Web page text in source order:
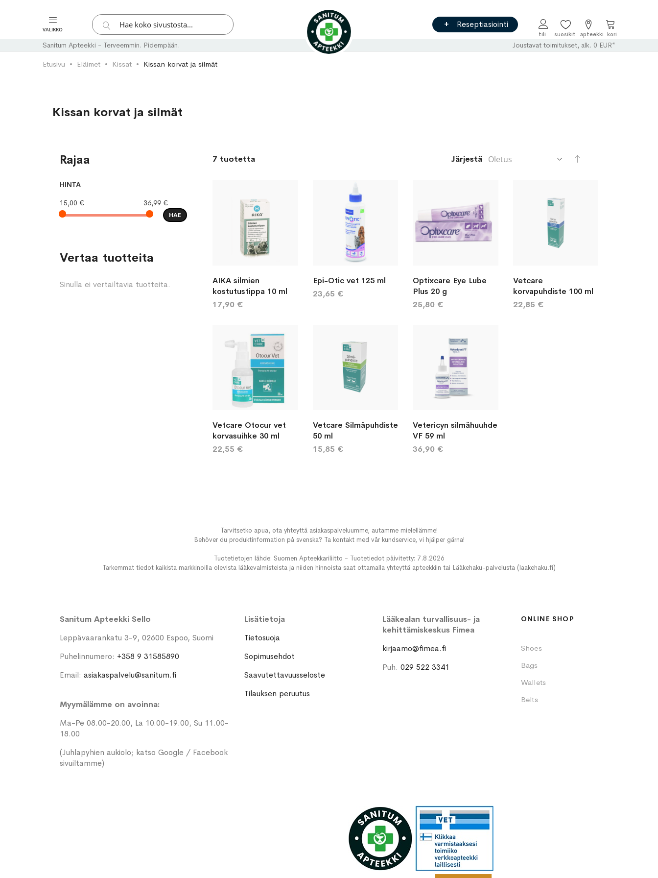
VALIKKO
Hae
Hae
Reseptiasiointi
Ostoskori
Sanitum Apteekki - Terveemmin. Pidempään. Joustavat toimitukset, alk. 0 EUR*
Etusivu Eläimet Kissat Kissan korvat ja silmät
Kissan korvat ja silmät
7 tuotetta Järjestä
AIKA silmien
kostutustippa 10 ml
17,90 €
Epi-Otic vet 125 ml
23,65 €
Optixcare Eye Lube
Plus 20 g
25,80 €
Vetcare
korvapuhdiste 100 ml
22,85 €
Vetcare Otocur vet
korvasuihke 30 ml
22,55 €
Vetcare Silmäpuhdiste
50 ml
15,85 €
Vetericyn silmähuuhde
VF 59 ml
36,90 €
Rajaa
HINTA
15,00 € 36,99 €
HAE
Vertaa tuotteita
Sinulla ei vertailtavia tuotteita.
Tarvitsetko apua, ota yhteyttä asiakaspalveluumme, autamme mielellämme!
Behöver du produktinformation på svenska? Ta kontakt med vår kundservice, vi hjälper gärna!
Tuotetietojen lähde: Suomen Apteekkariliitto - Tuotetiedot päivitetty: 7.8.2026
Tarkemmat tiedot kaikista markkinoilla olevista lääkevalmisteista ja niiden hinnoista saat ottamalla yhteyttä apteekkiin tai Lääkehaku-palvelusta (laakehaku.fi)
Sanitum Apteekki Sello
Leppävaarankatu 3-9, 02600 Espoo, Suomi
Puhelinnumero: +358 9 31585890
Email: asiakaspalvelu@sanitum.fi
Myymälämme on avoinna:
Ma-Pe 08.00-20.00, La 10.00-19.00, Su 11.00-
18.00
(Juhlapyhien aukiolo; katso Google / Facebook
sivuiltamme)
Lisätietoja
Tietosuoja
Sopimusehdot
Saavutettavuusseloste
Tilauksen peruutus
Lääkealan turvallisuus- ja
kehittämiskeskus Fimea
kirjaamo@fimea.fi
Puh.029 522 3341
ONLINE SHOP
Shoes
Bags
Wallets
Belts